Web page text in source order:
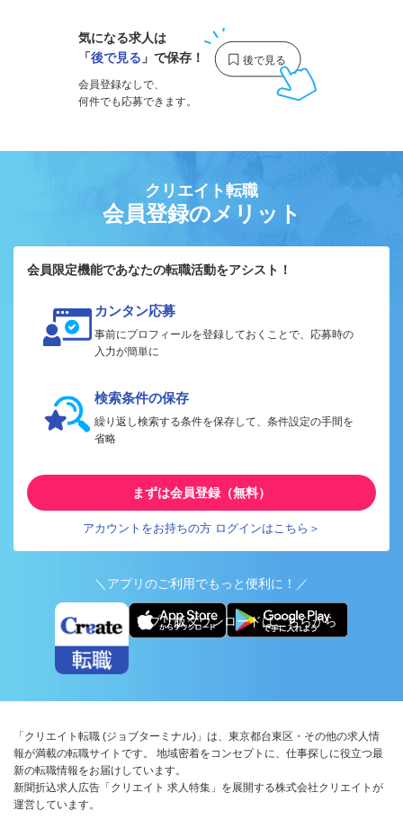
気になる求人は
「後で見る 」で保存！
会員登録なしで、
何件でも応募できます。
クリエイト転職
会員登録のメリット
会員限定機能であなたの転職活動をアシスト！
カンタン応募
事前にプロフィールを登録しておくことで、応募時の
入力が簡単に
検索条件の保存
繰り返し検索する条件を保存して、条件設定の手間を
省略
まずは会員登録（無料）
アカウントをお持ちの方 ログインはこちら＞
＼アプリのご利用でもっと便利に！／
アプリ版ダウンロードはこちらから
「クリエイト転職 (ジョブターミナル)」は、東京都台東区・その他の求人情
報が満載の転職サイトです。 地域密着をコンセプトに、仕事探しに役立つ最
新の転職情報をお届けしています。
新聞折込求人広告「クリエイト 求人特集」を展開する株式会社クリエイトが
運営しています。